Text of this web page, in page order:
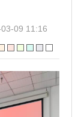
09 11:16